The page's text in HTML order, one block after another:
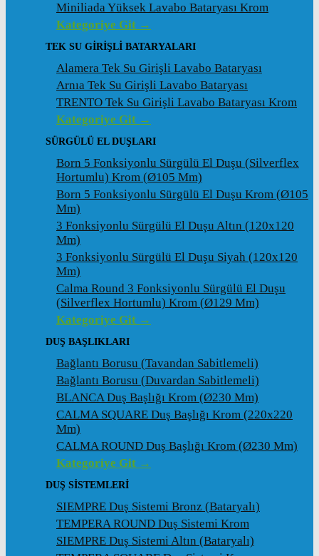
Miniliada Yüksek Lavabo Bataryası Krom
Kategoriye Git →
TEK SU GİRİŞLİ BATARYALARI
Alamera Tek Su Girişli Lavabo Bataryası
Arnıa Tek Su Girişli Lavabo Bataryası
TRENTO Tek Su Girişli Lavabo Bataryası Krom
Kategoriye Git →
SÜRGÜLÜ EL DUŞLARI
Born 5 Fonksiyonlu Sürgülü El Duşu (Silverflex
Hortumlu) Krom (ø105 Mm)
Born 5 Fonksiyonlu Sürgülü El Duşu Krom (ø105
Mm)
3 Fonksiyonlu Sürgülü El Duşu Altın (120x120
Mm)
3 Fonksiyonlu Sürgülü El Duşu Siyah (120x120
Mm)
Calma Round 3 Fonksiyonlu Sürgülü El Duşu
(Silverflex Hortumlu) Krom (ø129 Mm)
Kategoriye Git →
DUŞ BAŞLIKLARI
Bağlantı Borusu (Tavandan Sabitlemeli)
Bağlantı Borusu (Duvardan Sabitlemeli)
BLANCA Duş Başlığı Krom (ø230 Mm)
CALMA SQUARE Duş Başlığı Krom (220x220
Mm)
CALMA ROUND Duş Başlığı Krom (ø230 Mm)
Kategoriye Git →
DUŞ SİSTEMLERİ
SIEMPRE Duş Sistemi Bronz (Bataryalı)
TEMPERA ROUND Duş Sistemi Krom
SIEMPRE Duş Sistemi Altın (Bataryalı)